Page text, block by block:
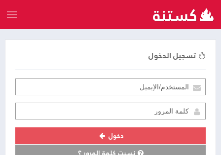
تسجيل الدخول
دخول